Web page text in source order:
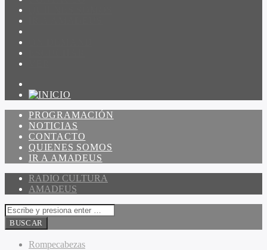
PROGRAMACIÓN
NOTICIAS
CONTACTO
QUIENES SOMOS
IR A AMADEUS
RADIO CULTURA
AMADEUS
Rompecabezas